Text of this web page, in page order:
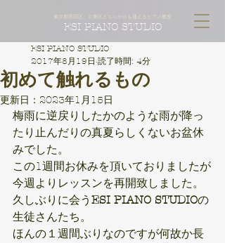
東京都墨田区、台東区どちらからも通えるピアノ教室
ESI PIANO STUDIO
初めて触れるもの
ESI PIANO STUDIO
2017年8月19日 読了時間: 4分
更新日： 2023年1月15日
梅雨に逆戻りしたかのような雨が降っ
たり止んだりの真夏らしくないお盆休
みでした。
この1週間お休みを頂いておりましたが
今週よりレッスンを再開致しました。
久しぶりに会う ESI PIANO STUDIOの
生徒さんたち。
ほんの１週間ぶりなのですが何故か長